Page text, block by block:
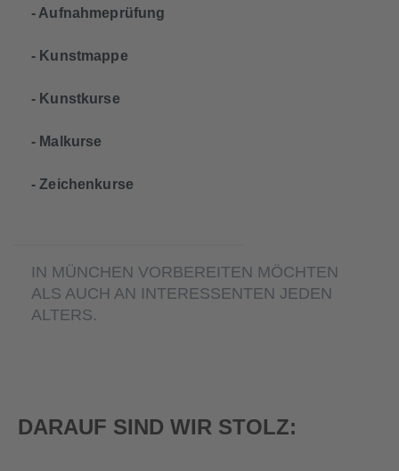
- Aufnahmeprüfung
- Kunstmappe
- Kunstkurse
- Malkurse
- Zeichenkurse
IN MÜNCHEN VORBEREITEN MÖCHTEN
ALS AUCH AN INTERESSENTEN JEDEN
ALTERS.
DARAUF SIND WIR STOLZ: